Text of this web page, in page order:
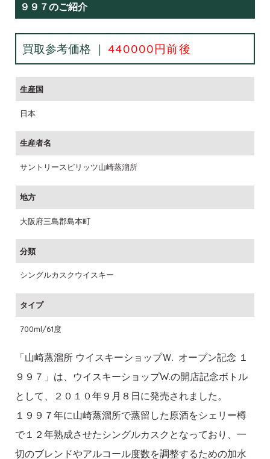
９９７のご紹介
買取参考価格 ｜ 440000円前後
生産国
日本
生産者名
サントリースピリッツ山崎蒸溜所
地方
大阪府三島郡島本町
分類
シングルカスクウイスキー
タイプ
700ml/61度
「山崎蒸溜所 ウイスキーショップＷ. オープン記念 １
９９７」は、ウイスキーショップW.の開店記念ボトル
として、２０１０年９月８日に発売されました。
１９９７年に山崎蒸溜所で蒸留した原酒をシェリー樽
で１２年熟成させたシングルカスクとなっており、一
切のブレンドやアルコール度数を調整するための加水